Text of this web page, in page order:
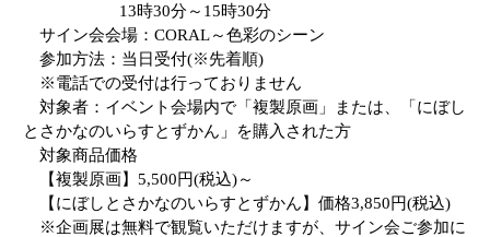
13時30分～ 15時30分
サイン会会場： CORAL～色彩のシーン
参加方法：当日受付(※先着順)
※電話での受付は行っておりません
対象者：イベント会場内で「複製原画」または、「にぼし
とさかなのいらすとずかん」を購入された方
対象商品価格
【複製原画】5,500円(税込)～
【にぼしとさかなのいらすとずかん】価格3,850円(税込)
※企画展は無料で観覧いただけますが、サイン会ご参加に